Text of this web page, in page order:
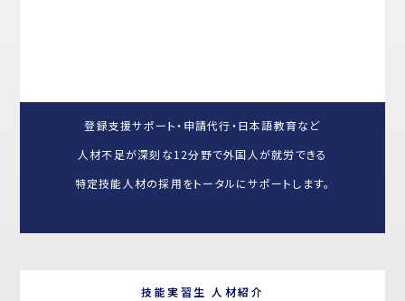
登録支援サポート・申請代行・日本語教育など
人材不足が深刻な12分野で外国人が就労できる
特定技能人材の採用をトータルにサポートします。
技能実習生 人材紹介